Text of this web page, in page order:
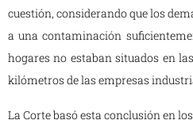
cuestión, considerando que los
a una contaminación
hogares no estaban situados en
kilómetros de las empresas
La Corte basó esta conclusión en